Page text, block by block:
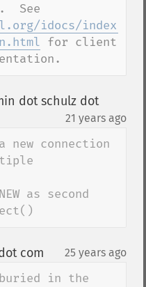
idocs/
for client
dot schulz dot
21 years ago
new connection
as second
com 25 years ago
in the